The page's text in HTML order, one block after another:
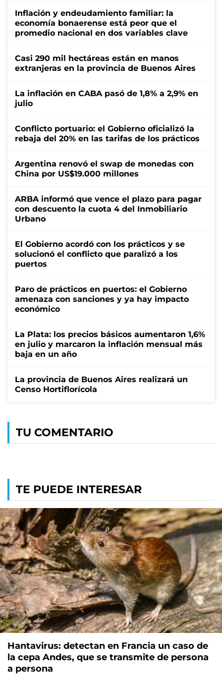
Inflación y endeudamiento familiar: la
economía bonaerense está peor que el
promedio nacional en dos variables clave
Casi 290 mil hectáreas están en manos
extranjeras en la provincia de Buenos Aires
La inflación en CABA pasó de 1,8% a 2,9% en
julio
Conflicto portuario: el Gobierno oficializó la
rebaja del 20% en las tarifas de los prácticos
Argentina renovó el swap de monedas con
China por US$19.000 millones
ARBA informó que vence el plazo para pagar
con descuento la cuota 4 del Inmobiliario
Urbano
El Gobierno acordó con los prácticos y se
solucionó el conflicto que paralizó a los
puertos
Paro de prácticos en puertos: el Gobierno
amenaza con sanciones y ya hay impacto
económico
La Plata: los precios básicos aumentaron 1,6%
en julio y marcaron la inflación mensual más
baja en un año
La provincia de Buenos Aires realizará un
Censo Hortiflorícola
TU COMENTARIO
TE PUEDE INTERESAR
Hantavirus: detectan en Francia un caso de
la cepa Andes, que se transmite de persona
a persona